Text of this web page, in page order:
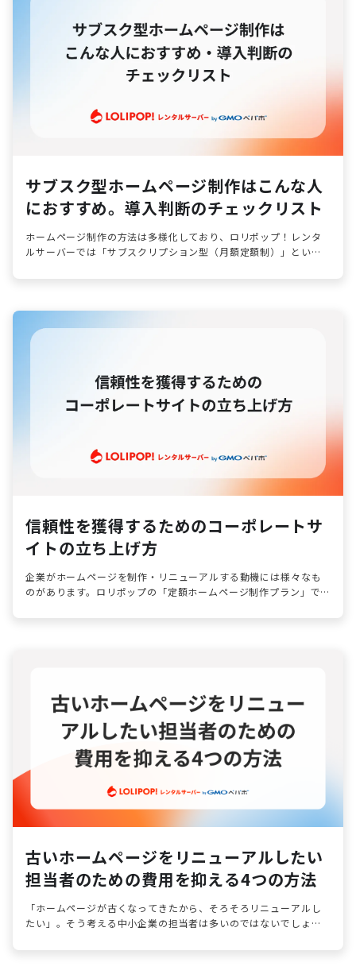
サブスク型ホームページ制作はこんな人
におすすめ。導入判断のチェックリスト
ホームページ制作の方法は多様化しており、ロリポップ！レンタ
ルサーバーでは「サブスクリプション型（月額定額制）」という
信頼性を獲得するためのコーポレートサ
イトの立ち上げ方
企業がホームページを制作・リニューアルする動機には様々なも
のがあります。ロリポップの「定額ホームページ制作プラン」で
古いホームページをリニューアルしたい
担当者のための費用を抑える4つの方法
「ホームページが古くなってきたから、そろそろリニューアルし
たい」。そう考える中小企業の担当者は多いのではないでしょう